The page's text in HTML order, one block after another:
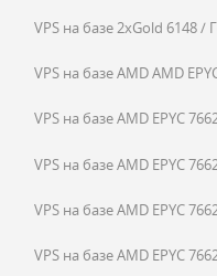
VPS на базе 2xGold 6148 /
VPS на базе AMD AMD
VPS на базе AMD EPYC
VPS на базе AMD EPYC
VPS на базе AMD EPYC
VPS на базе AMD EPYC